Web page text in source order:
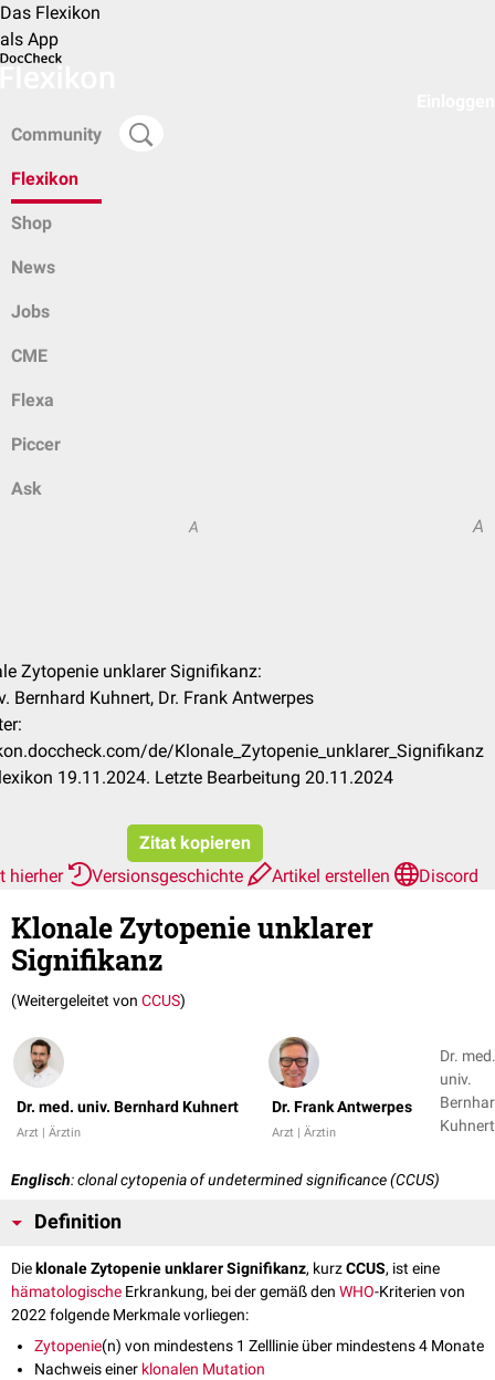
Das Flexikon
als App
Community
Flexikon
Shop
News
Jobs
CME
Flexa
Piccer
Ask
A A
Zytopenie unklarer Signifikanz:
Bernhard Kuhnert, Dr. Frank Antwerpes
de/Klonale_Zytopenie_unklarer_Signifikanz
19.11.2024. Letzte Bearbeitung 20.11.2024
Zitat kopieren
hierher
Versionsgeschichte Artikel erstellen Discord
Klonale Zytopenie unklarer
Signifikanz
(Weitergeleitet von CCUS)
Dr. med. univ. Bernhard Kuhnert
Arzt | Ärztin
Dr. Frank Antwerpes
Arzt | Ärztin
Dr. med.
univ.
Englisch: clonal cytopenia of undetermined significance (CCUS)
Definition
Dieklonale Zytopenie unklarer Signifikanz, kurzCCUS, ist eine
hämatologische Erkrankung, bei der gemäß den WHO-Kriterien von
2022 folgende Merkmale vorliegen:
Zytopenie(n) von mindestens 1 Zelllinie über mindestens 4 Monate
Nachweis einer klonalen Mutation